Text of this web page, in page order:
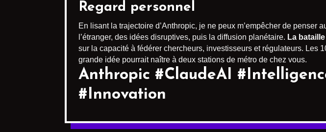
Regard personnel
En lisant la trajectoire d’Anthropic, je ne peux m’empêcher de
l’étranger, des idées disruptives, puis la diffusion planétaire. La
sur la capacité à fédérer chercheurs, investisseurs et régulateurs. Les
grande idée pourrait naître à deux stations de métro de chez vous.
Anthropic #ClaudeAI
#Innovation